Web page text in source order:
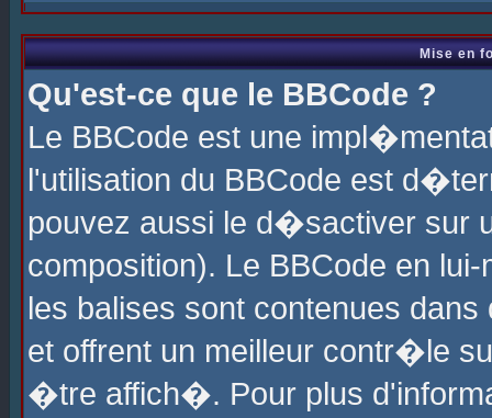
Mise en
Qu'est-ce que le BBCode ?
Le BBCode est une
l'utilisation du BBCode est
pouvez aussi le d�sactiver sur
composition). Le BBCode en
les balises sont contenues
et offrent un meilleur contr�le
�tre affich�. Pour plus